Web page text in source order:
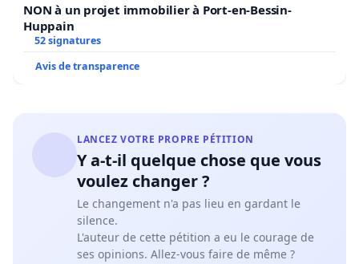
NON à un projet immobilier à Port-en-Bessin-
Huppain
52 signatures
Avis de transparence
LANCEZ VOTRE PROPRE PÉTITION
Y a-t-il quelque chose que vous
voulez changer ?
Le changement n'a pas lieu en gardant le
silence.
L'auteur de cette pétition a eu le courage de
ses opinions. Allez-vous faire de même ?